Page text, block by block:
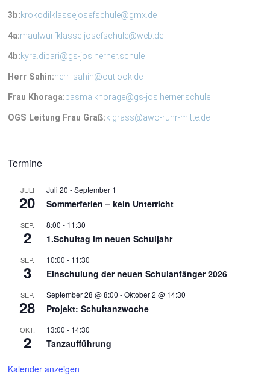
3b:krokodilklassejosefschule@gmx.de
4a:maulwurfklasse-josefschule@web.de
4b:kyra.dibari@gs-jos.herner.schule
Herr Sahin:herr_sahin@outlook.de
Frau Khoraga:basma.khorage@gs-jos.herner.schule
OGS Leitung Frau Graß:k.grass@awo-ruhr-mitte.de
Termine
JULI
20
Juli 20 -September 1
Sommerferien – kein Unterricht
SEP.
2
8:00 - 11:30
1.Schultag im neuen Schuljahr
SEP.
3
10:00 - 11:30
Einschulung der neuen Schulanfänger 2026
SEP.
28
September 28 @ 8:00 -Oktober 2 @ 14:30
Projekt: Schultanzwoche
OKT.
2
13:00 - 14:30
Tanzaufführung
Kalender anzeigen